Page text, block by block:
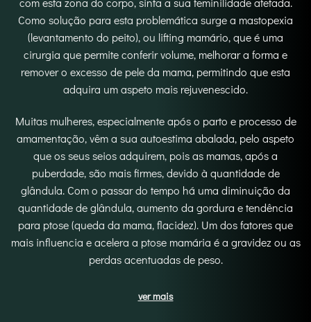
Como solução para esta problemática surge a mastopexia
(levantamento do peito), ou lifting mamário, que é uma
cirurgia que permite conferir volume, melhorar a forma e
remover o excesso de pele da mama, permitindo que esta
adquira um aspeto mais rejuvenescido.
Muitas mulheres, especialmente após o parto e processo de
amamentação, vêm a sua autoestima abalada, pelo aspeto
que os seus seios adquirem, pois as mamas, após a
puberdade, são mais firmes, devido à quantidade de
glândula. Com o passar do tempo há uma diminuição da
quantidade de glândula, aumento da gordura e tendência
para ptose (queda da mama, flacidez). Um dos fatores que
mais influencia e acelera a ptose mamária é a gravidez ou as
perdas acentuadas de peso.
ver mais